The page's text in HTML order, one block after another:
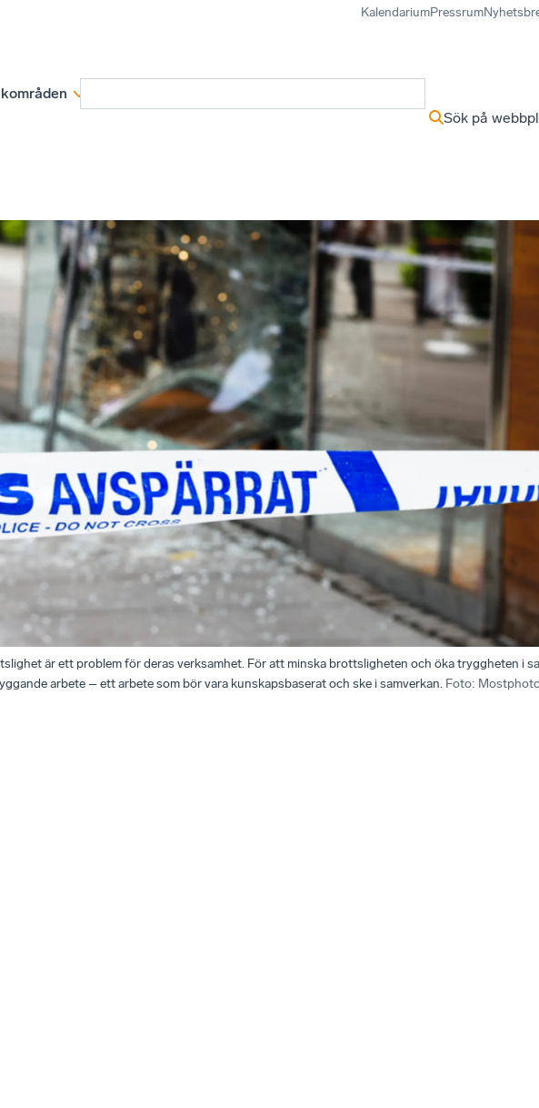
KalendariumPressrum
Sök på
är ett problem för deras verksamhet. För att minska brottsligheten och öka tryggheten i
arbete – ett arbete som bör vara kunskapsbaserat och ske i samverkan. Foto: